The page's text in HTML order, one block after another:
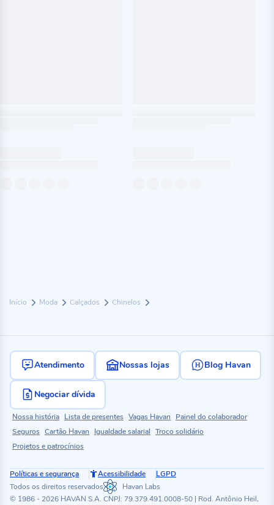
Início Moda Calçados Chinelos
Atendimento Nossas lojas Blog Havan
Negociar dívida
Nossa história Lista de presentes Vagas Havan
Painel do colaborador
Seguros Cartão Havan Igualdade salarial Troco solidário
Projetos e patrocínios
Políticas e segurança Acessibilidade
LGPD
Todos os direitos reservados
Havan Labs
© 1986 - 2026 HAVAN S.A. CNPJ: 79.379.491.0008-50 | Rod. Antônio Heil,